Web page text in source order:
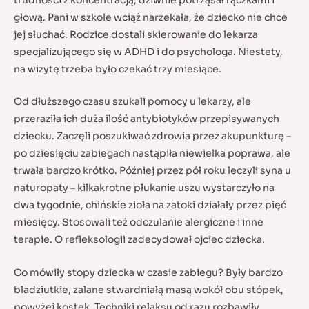
głową. Pani w szkole wciąż narzekała, że dziecko nie chce
jej słuchać. Rodzice dostali skierowanie do lekarza
specjalizującego się w ADHD i do psychologa. Niestety,
na wizytę trzeba było czekać trzy miesiące.
Od dłuższego czasu szukali pomocy u lekarzy, ale
przeraziła ich duża ilość antybiotyków przepisywanych
dziecku. Zaczęli poszukiwać zdrowia przez akupunkturę –
po dziesięciu zabiegach nastąpiła niewielka poprawa, ale
trwała bardzo krótko. Później przez pół roku leczyli syna u
naturopaty – kilkakrotne płukanie uszu wystarczyło na
dwa tygodnie, chińskie zioła na zatoki działały przez pięć
miesięcy. Stosowali też odczulanie alergiczne i inne
terapie. O refleksologii zadecydował ojciec dziecka.
Co mówiły stopy dziecka w czasie zabiegu? Były bardzo
bladziutkie, zalane stwardniałą masą wokół obu stópek,